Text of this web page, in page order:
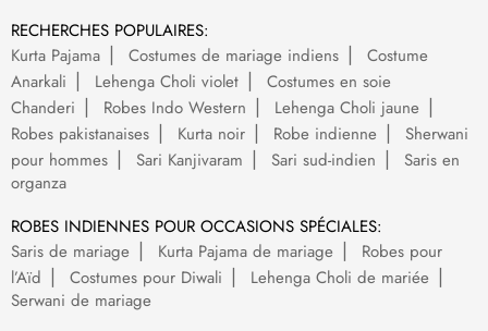
RECHERCHES POPULAIRES:
Kurta Pajama
Costumes de mariage indiens
Costume
Anarkali
Lehenga Choli violet
Costumes en soie
Chanderi
Robes Indo Western
Lehenga Choli jaune
Robes pakistanaises
Kurta noir Robe indienne
Sherwani
pour hommes
Sari Kanjivaram Sari sud-indien
Saris en
organza
ROBES INDIENNES POUR OCCASIONS SPÉCIALES:
Saris de mariage
Kurta Pajama de mariage
Robes pour
l’Aïd
Costumes pour Diwali
Lehenga Choli de mariée
Serwani de mariage